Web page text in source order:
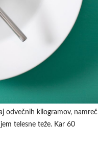
odvečnih kilogramov, namreč
telesne teže. Kar 60